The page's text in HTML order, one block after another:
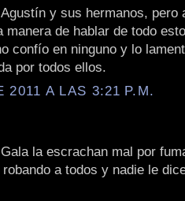
y sus hermanos, pero
manera de hablar de todo
confío en ninguno y lo
por todos ellos.
2011 A LAS 3:21 P.M.
la escrachan mal por
a todos y nadie le